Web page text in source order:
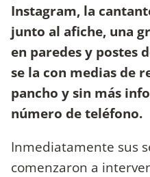
Instagram, la
junto al afiche, una
en paredes y postes
se la con medias de
pancho y sin más
número de teléfono.
Inmediatamente sus
comenzaron a